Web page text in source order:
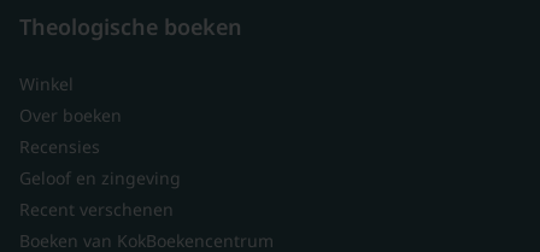
Theologische boeken
Winkel
Over boeken
Recensies
Geloof en zingeving
Recent verschenen
Boeken van KokBoekencentrum